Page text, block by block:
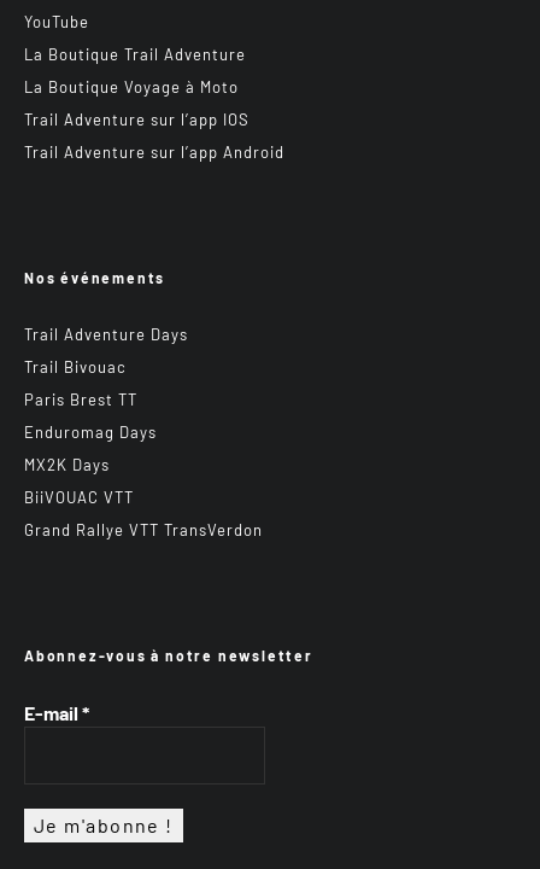
YouTube
La Boutique Trail Adventure
La Boutique Voyage à Moto
Trail Adventure sur l’app IOS
Trail Adventure sur l’app Android
Nos événements
Trail Adventure Days
Trail Bivouac
Paris Brest TT
Enduromag Days
MX2K Days
BiiVOUAC VTT
Grand Rallye VTT TransVerdon
Abonnez-vous à notre newsletter
E-mail *